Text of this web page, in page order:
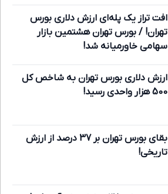
افت تراز یک پله‌ای ارزش دلاری بورس
تهران! / بورس تهران هشتمین بازار
سهامی خاورمیانه شد!
ارزش دلاری بورس تهران به شاخص کل
500 هزار واحدی رسید!
بقای بورس تهران بر 37 درصد از ارزش
تاریخی!